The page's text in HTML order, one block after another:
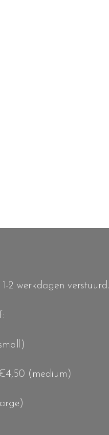
2 werkdagen verstuurd.
(medium)